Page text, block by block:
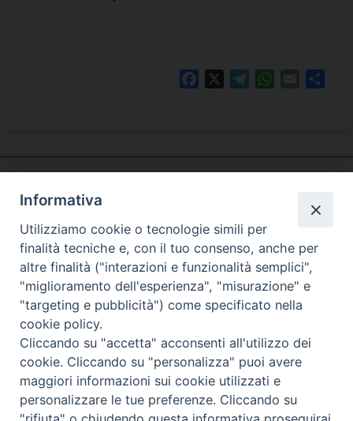
Facebook TelegramWhatsApp
Email
SEDE PRINCIPALE
Palazzo Patriarcale
San Marco, 320/A – 30124 Venezia
Tel. 041-2702411
e-mail curia@patriarcatovenezia.it
ufficiostampa@patriarcatovenezia.it
Indirizzo PEC: patriarcatovenezia@pec.chiesacattolica.it
Informativa
Utilizziamo cookie o tecnologie simili per
finalità tecniche e, con il tuo consenso, anche per
altre finalità ("interazioni e funzionalità semplici",
"miglioramento dell'esperienza", "misurazione" e
"targeting e pubblicità") come specificato nella
cookie policy.
Cliccando su "accetta" acconsenti all'utilizzo dei
cookie. Cliccando su "personalizza" puoi avere
maggiori informazioni sui cookie utilizzati e
personalizzare le tue preferenze. Cliccando su